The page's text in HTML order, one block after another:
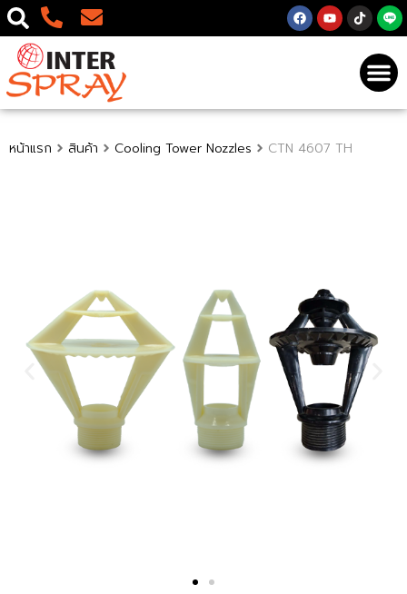
หน้าแรก สินค้า Cooling Tower Nozzles CTN 4607 TH